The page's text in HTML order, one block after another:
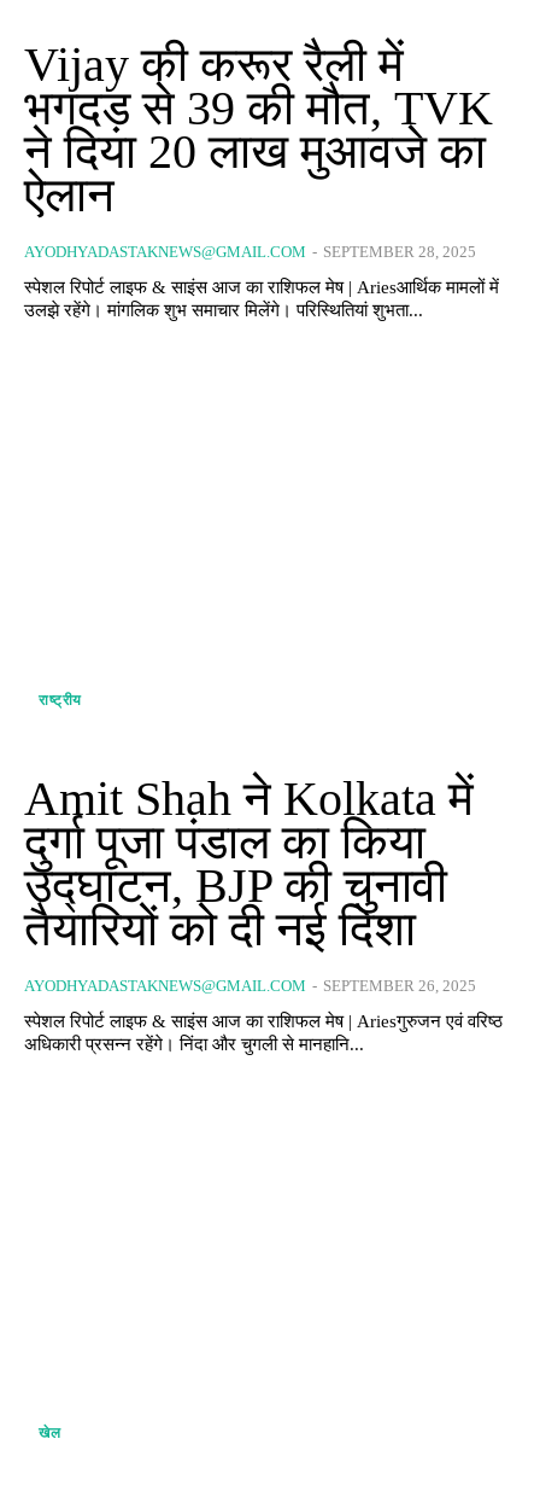
Vijay की करूर रैली में
भगदड़ से 39 की मौत, TVK
ने दिया 20 लाख मुआवजे का
ऐलान
AYODHYADASTAKNEWS@GMAIL.COM - SEPTEMBER 28, 2025
स्पेशल रिपोर्ट लाइफ & साइंस आज का राशिफल मेष | Ariesआर्थिक मामलों में
उलझे रहेंगे। मांगलिक शुभ समाचार मिलेंगे। परिस्थितियां शुभता...
राष्ट्रीय
Amit Shah ने Kolkata में
दुर्गा पूजा पंडाल का किया
उद्घाटन, BJP की चुनावी
तैयारियों को दी नई दिशा
AYODHYADASTAKNEWS@GMAIL.COM - SEPTEMBER 26, 2025
स्पेशल रिपोर्ट लाइफ & साइंस आज का राशिफल मेष | Ariesगुरुजन एवं वरिष्ठ
अधिकारी प्रसन्न रहेंगे। निंदा और चुगली से मानहानि...
खेल